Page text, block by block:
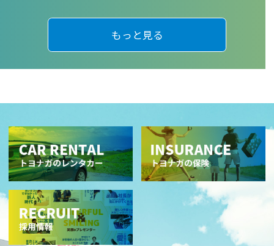
もっと見る